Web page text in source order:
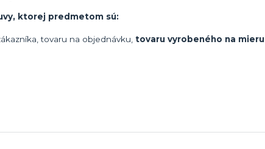
ktorej predmetom sú:
tovaru na objednávku, tovaru vyrobeného na mieru